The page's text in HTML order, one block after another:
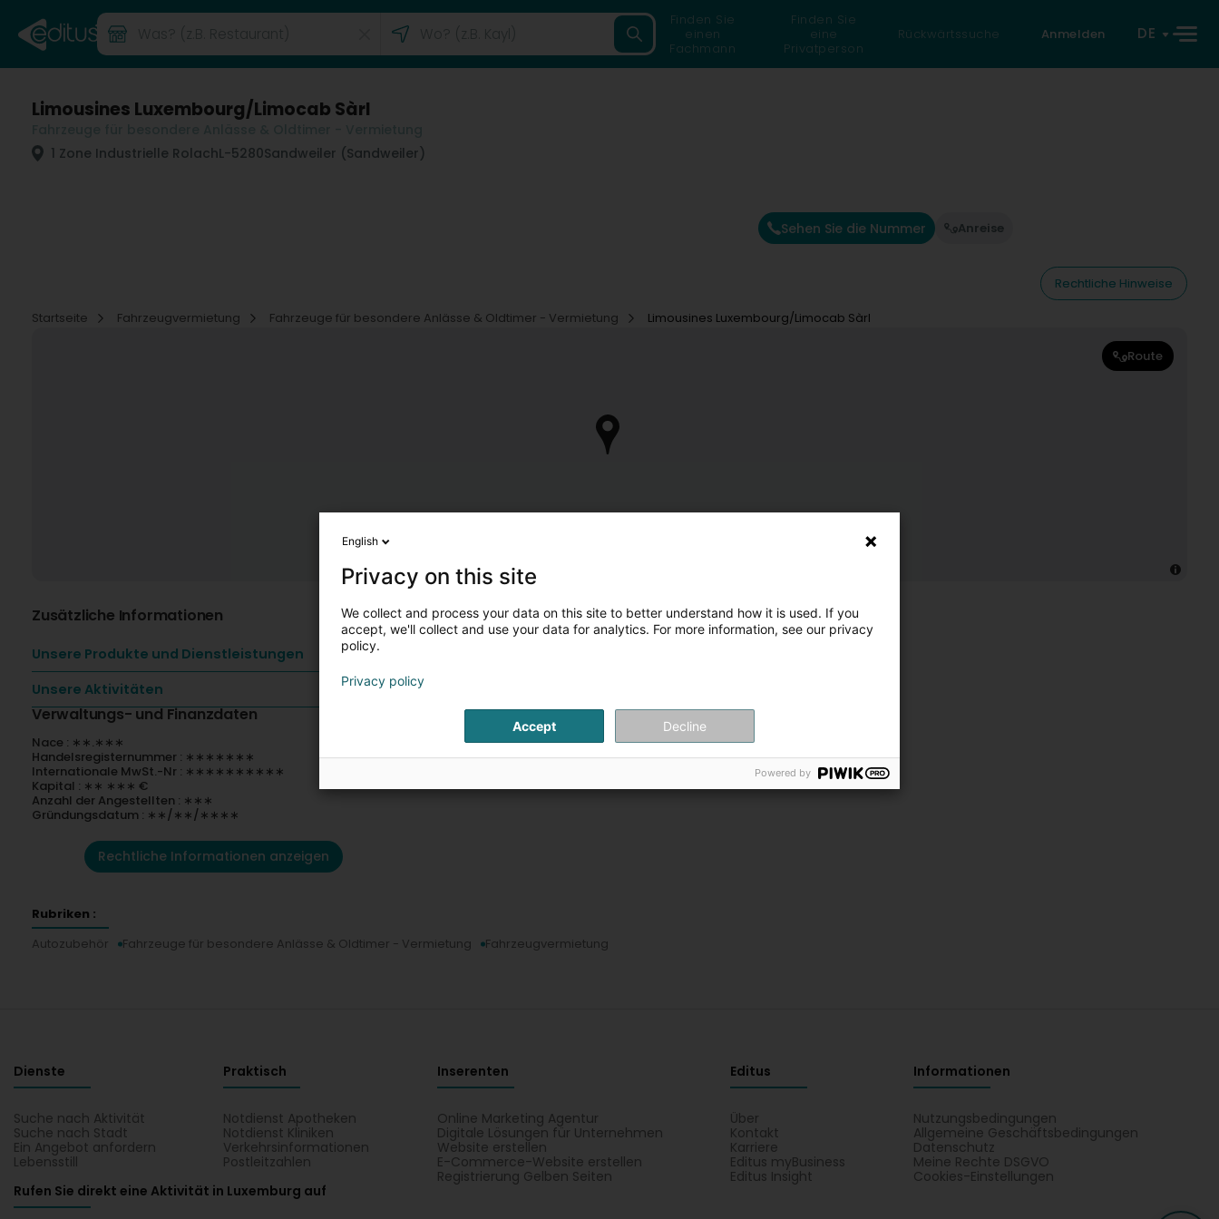
Finden Sie
einen
Fachmann
Finden Sie
eine
Privatperson
Rückwärtssuche Anmelden DE
Limousines Luxembourg/Limocab Sàrl
1 Zone Industrielle RolachL-5280Sandweiler (Sandweiler)
Sehen Sie die Nummer Anreise
Rechtliche Hinweise
Startseite
Fahrzeugvermietung Fahrzeuge für besondere Anlässe & Oldtimer - Vermietung Limousines Luxembourg/Limocab Sàrl
Route
Zusätzliche Informationen
Unsere Produkte und Dienstleistungen
Unsere Aktivitäten
Verwaltungs- und Finanzdaten
Nace : ∗∗.∗∗∗
Handelsregisternummer : ∗∗∗∗∗∗∗
Internationale MwSt.-Nr : ∗∗∗∗∗∗∗∗∗∗
Kapital : ∗∗ ∗∗∗ €
Anzahl der Angestellten : ∗∗∗
Gründungsdatum : ∗∗/∗∗/∗∗∗∗
Rechtliche Informationen anzeigen
Rubriken :
Autozubehör
Fahrzeuge für besondere Anlässe & Oldtimer - Vermietung Fahrzeugvermietung
Dienste
Suche nach Aktivität
Suche nach Stadt
Ein Angebot anfordern
Lebensstill
Praktisch
Notdienst Apotheken
Notdienst Kliniken
Verkehrsinformationen
Postleitzahlen
Inserenten
Online Marketing Agentur
Digitale Lösungen für Unternehmen
Website erstellen
E-Commerce-Website erstellen
Registrierung Gelben Seiten
Editus
Über
Kontakt
Karriere
Editus myBusiness
Editus Insight
Informationen
Nutzungsbedingungen
Allgemeine Geschäftsbedingungen
Datenschutz
Meine Rechte DSGVO
Cookies-Einstellungen
Rufen Sie direkt eine Aktivität in Luxemburg auf
English
Privacy on this site
We collect and process your data on this site to better understand how it is used. If you
accept, we'll collect and use your data for analytics. For more information, see our privacy
policy.
Privacy policy
Accept Decline
Powered by